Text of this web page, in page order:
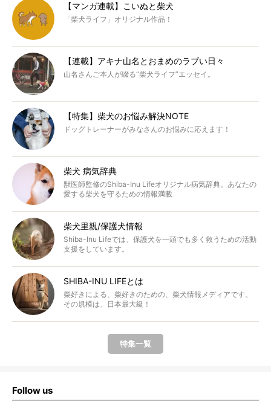
【マンガ連載】こいぬと柴犬
「柴犬ライフ」オリジナル作品！
【連載】アキナ山名とおまめのラブい日々
山名さんご本人が綴る“柴犬ライフ”エッセイ。
【特集】柴犬のお悩み解決NOTE
ドッグトレーナーがみなさんのお悩みに応えます！
柴犬 病気辞典
獣医師監修のShiba-Inu Lifeオリジナル病気辞典。あなたの
愛する柴犬を守るための情報満載
柴犬里親/保護犬情報
Shiba-Inu Lifeでは、保護犬を一頭でも多く救うための活動
支援をしています。
SHIBA-INU LIFEとは
柴好きによる、柴好きのための、柴犬情報メディアです。
その規模は、日本最大級！
特集一覧
Follow us